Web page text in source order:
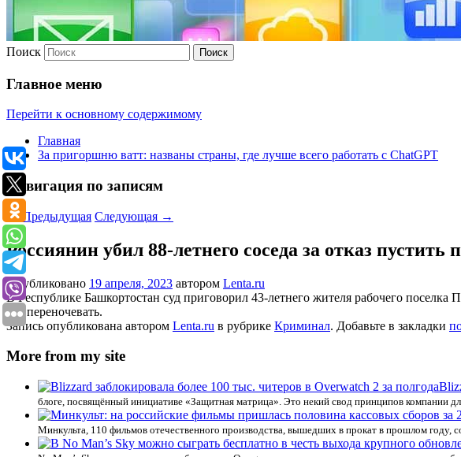
Поиск
Главное меню
Перейти к основному содержимому
Главная
За пригоршню ватт: названы страны, где лучше всего работать с ChatGPT
Навигация по записям
←Предыдущая Следующая →
Россиянин убил 88-летнего соседа за отказ пустить
Опубликовано 19 апреля, 2023 автором Lenta.ru
В Республике Башкортостан суд приговорил 43-летнего жителя рабочего
его переночевать.
Запись опубликована автором Lenta.ru в рубрике Криминал. Добавьте в закладки
More from my site
блоге, посвящённый инициативе «Защитная матрица». Это некий свод принципов компании
Минкульта, 110 фильмов отечественного производства, вышедших в прокат в прошлом